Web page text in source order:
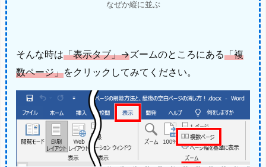
なぜか縦に並ぶ
そんな時は「表示タブ」→ズームのところにある「複
数ページ」をクリックしてみてください。